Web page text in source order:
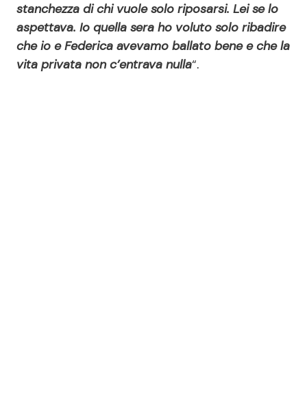
stanchezza di chi vuole solo riposarsi. Lei se lo
aspettava. Io quella sera ho voluto solo ribadire
che io e Federica avevamo ballato bene e che la
vita privata non c’entrava nulla“.